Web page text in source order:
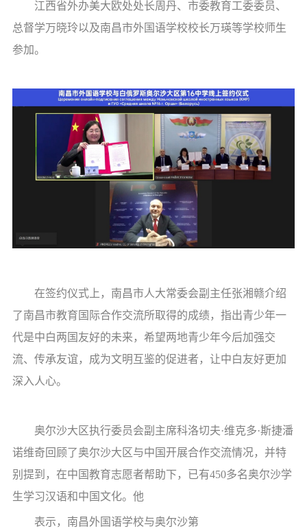
江西省外办美大欧处处长周丹、市委教育工委委员、
总督学万晓玲以及南昌市外国语学校校长万瑛等学校师生
参加。
在签约仪式上，南昌市人大常委会副主任张湘赣介绍
了南昌市教育国际合作交流所取得的成绩，指出青少年一
代是中白两国友好的未来，希望两地青少年今后加强交
流、传承友谊，成为文明互鉴的促进者，让中白友好更加
深入人心。
奥尔沙大区执行委员会副主席科洛切夫·维克多·斯捷潘
诺维奇回顾了奥尔沙大区与中国开展合作交流情况，并特
别提到，在中国教育志愿者帮助下，已有450多名奥尔沙学
生学习汉语和中国文化。他
表示，南昌外国语学校与奥尔沙第